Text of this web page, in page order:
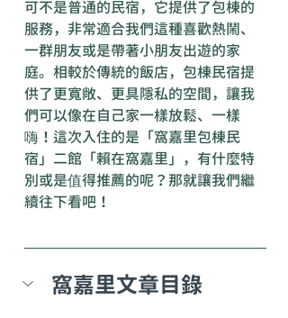
可不是普通的民宿，它提供了包棟的
服務，非常適合我們這種喜歡熱鬧、
一群朋友或是帶著小朋友出遊的家
庭。相較於傳統的飯店，包棟民宿提
供了更寬敞、更具隱私的空間，讓我
們可以像在自己家一樣放鬆、一樣
嗨！這次入住的是「窩嘉里包棟民
宿」二館「賴在窩嘉里」，有什麼特
別或是值得推薦的呢？那就讓我們繼
續往下看吧！
窩嘉里文章目錄